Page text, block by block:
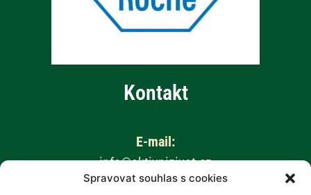
Spravovat souhlas s cookies
Kontakt
E-mail:
info@aktivnizivot.cz